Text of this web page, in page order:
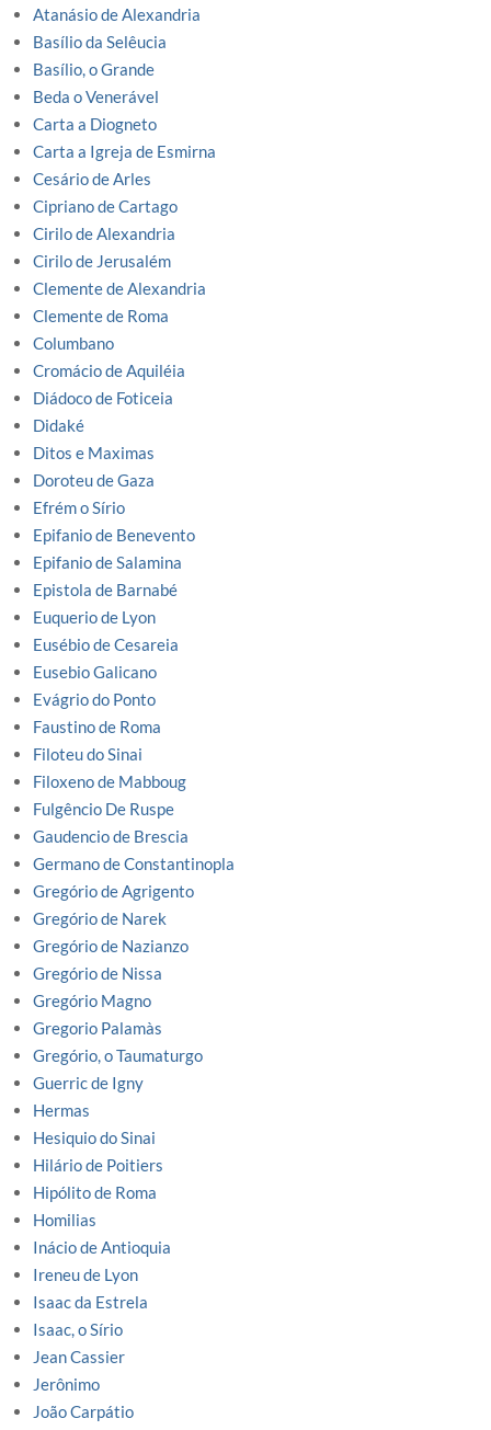
Atanásio de Alexandria
Basílio da Selêucia
Basílio, o Grande
Beda o Venerável
Carta a Diogneto
Carta a Igreja de Esmirna
Cesário de Arles
Cipriano de Cartago
Cirilo de Alexandria
Cirilo de Jerusalém
Clemente de Alexandria
Clemente de Roma
Columbano
Cromácio de Aquiléia
Diádoco de Foticeia
Didaké
Ditos e Maximas
Doroteu de Gaza
Efrém o Sírio
Epifanio de Benevento
Epifanio de Salamina
Epistola de Barnabé
Euquerio de Lyon
Eusébio de Cesareia
Eusebio Galicano
Evágrio do Ponto
Faustino de Roma
Filoteu do Sinai
Filoxeno de Mabboug
Fulgêncio De Ruspe
Gaudencio de Brescia
Germano de Constantinopla
Gregório de Agrigento
Gregório de Narek
Gregório de Nazianzo
Gregório de Nissa
Gregório Magno
Gregorio Palamàs
Gregório, o Taumaturgo
Guerric de Igny
Hermas
Hesiquio do Sinai
Hilário de Poitiers
Hipólito de Roma
Homilias
Inácio de Antioquia
Ireneu de Lyon
Isaac da Estrela
Isaac, o Sírio
Jean Cassier
Jerônimo
João Carpátio